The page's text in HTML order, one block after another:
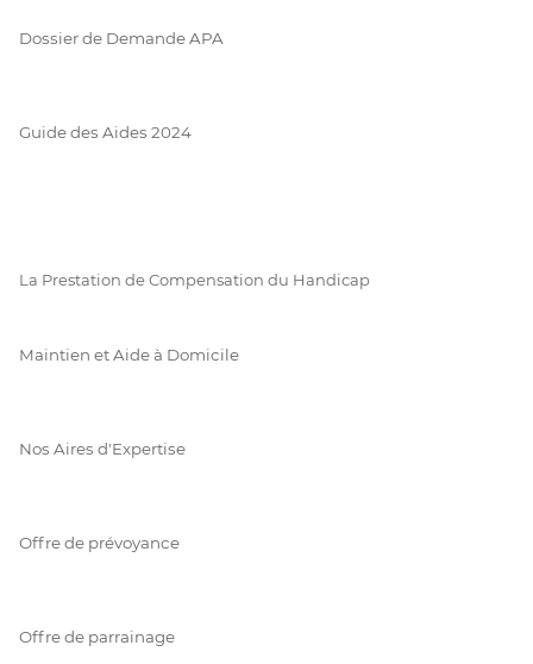
Dossier de Demande APA
Guide des Aides 2024
La Prestation de Compensation du Handicap
Maintien et Aide à Domicile
Nos Aires d'Expertise
Offre de prévoyance
Offre de parrainage